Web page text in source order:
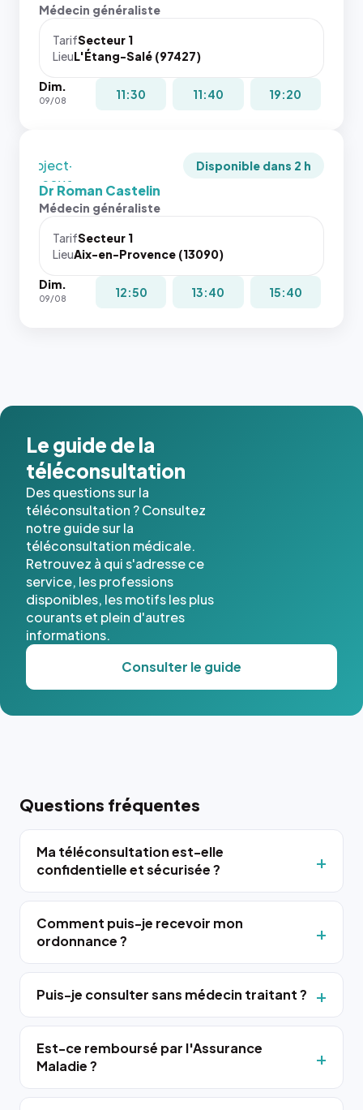
dans ce
cas. #}
Médecin généraliste
TarifSecteur 1
LieuL'Étang-Salé (97427)
Dim.
09/08 11:30 11:40 19:20
rapport 1:1
juste à
toutes les
puisque la
`object-
fit: cover`.
Sans ces
navigateur
pas la
place, et
cas. #}
Disponible dans 2 h
Dr Roman Castelin
Médecin généraliste
TarifSecteur 1
LieuAix-en-Provence (13090)
Dim.
09/08 12:50 13:40 15:40
Le guide de la
téléconsultation
Des questions sur la
téléconsultation ? Consultez
notre guide sur la
téléconsultation médicale.
Retrouvez à qui s'adresse ce
service, les professions
disponibles, les motifs les plus
courants et plein d'autres
informations.
Consulter le guide
Questions fréquentes
Ma téléconsultation est-elle
confidentielle et sécurisée ?
Comment puis-je recevoir mon
ordonnance ?
Puis-je consulter sans médecin traitant ?
Est-ce remboursé par l'Assurance
Maladie ?